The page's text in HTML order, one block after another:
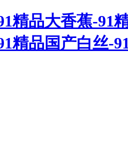
精品大香蕉-91
精品国产白丝-